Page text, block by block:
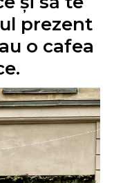
prezent
o cafea